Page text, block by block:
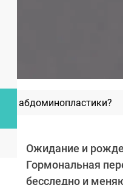
абдоминопластики?
Ожидание и
Гормональная
бесследно и